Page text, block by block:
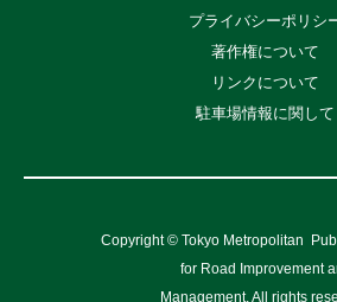
プライバシーポリシ
著作権について
リンクについて
駐車場情報に関して
Copyright © Tokyo Metropolitan
for Road Improvement
Management, All rights